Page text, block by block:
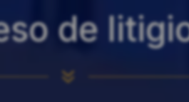
de
7